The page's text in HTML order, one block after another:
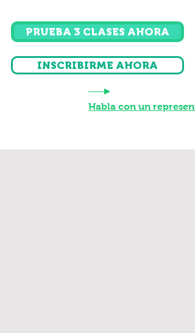
PRUEBA 3 CLASES AHORA
INSCRIBIRME AHORA
Habla con un